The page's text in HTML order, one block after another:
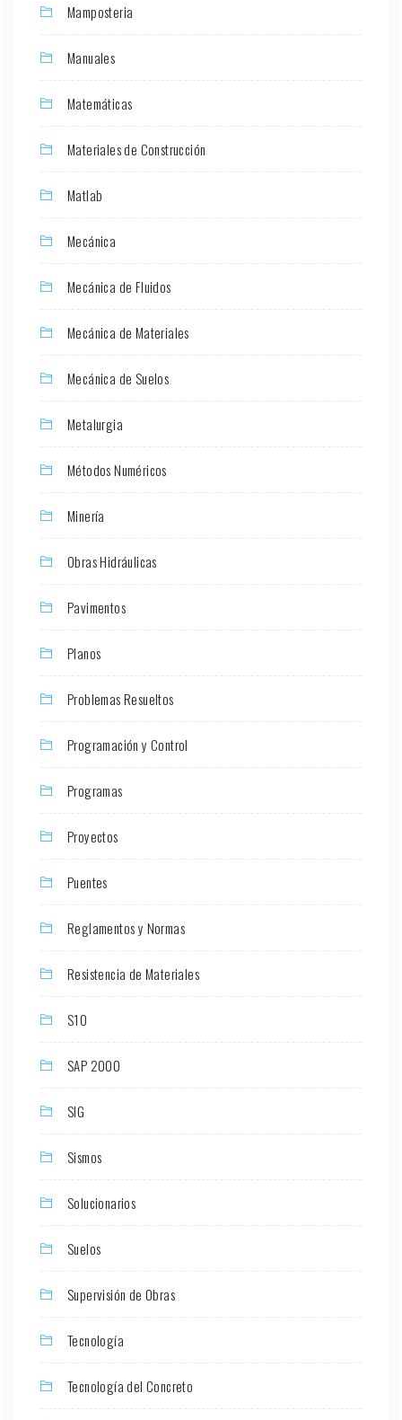
Mamposteria
Manuales
Matemáticas
Materiales de Construcción
Matlab
Mecánica
Mecánica de Fluidos
Mecánica de Materiales
Mecánica de Suelos
Metalurgia
Métodos Numéricos
Minería
Obras Hidráulicas
Pavimentos
Planos
Problemas Resueltos
Programación y Control
Programas
Proyectos
Puentes
Reglamentos y Normas
Resistencia de Materiales
S10
SAP 2000
SIG
Sismos
Solucionarios
Suelos
Supervisión de Obras
Tecnología
Tecnología del Concreto